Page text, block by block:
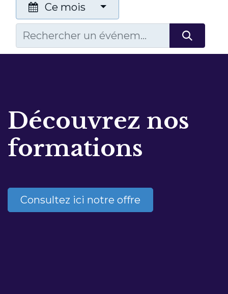
Ce mois
Découvrez nos
formations
Consultez ici notre offre